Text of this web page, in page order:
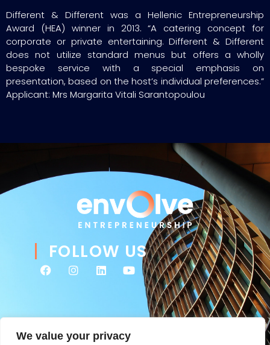
We value your privacy
Different & Different was a Hellenic Entrepreneurship
Award (HEA) winner in 2013. “A catering concept for
corporate or private entertaining. Different & Different
does not utilize standard menus but offers a wholly
bespoke service with a special emphasis on
presentation, based on the host’s individual preferences.”
Applicant: Mrs Margarita Vitali Sarantopoulou
FOLLOW US